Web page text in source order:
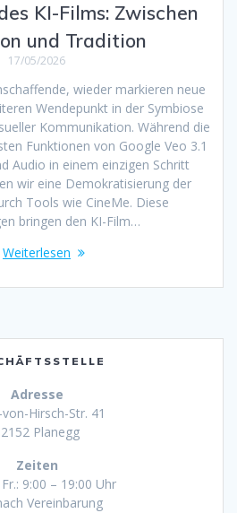
KI-Films: Zwischen
und Tradition
17/05/2026
wieder markieren neue
Wendepunkt in der Symbiose
Kommunikation. Während die
Funktionen von Google Veo 3.1
Audio in einem einzigen Schritt
wir eine Demokratisierung der
Tools wie CineMe. Diese
bringen den KI-Film…
Weiterlesen
Adresse
von-Hirsch-Str. 41
Planegg
Zeiten
9:00 – 19:00 Uhr
Vereinbarung